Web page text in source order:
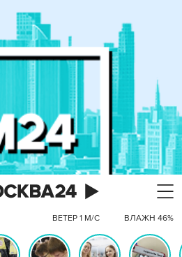
ВЕТЕР 1 М/С ВЛАЖН 46%